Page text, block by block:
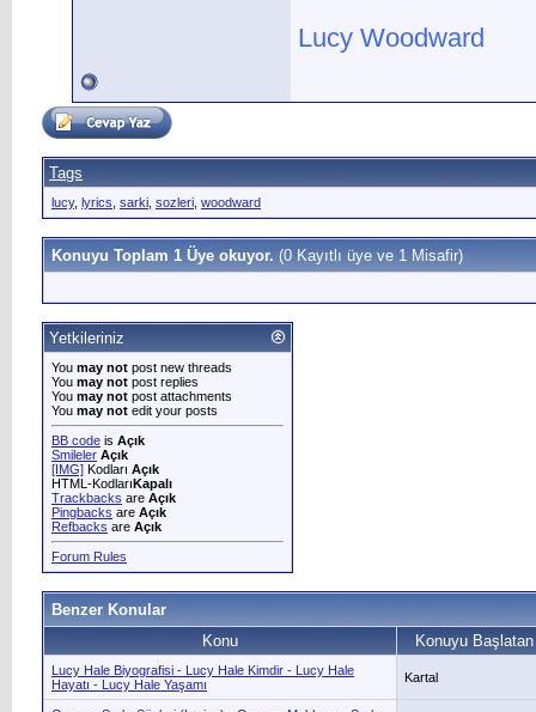
Lucy Woodward
Tags
lucy, lyrics sarki sozleri woodward
Konuyu Toplam 1 Üye okuyor. (0 Kayıtlı üye ve 1 Misafir)
Yetkileriniz
You may not post new threads
You may not post replies
You may not post attachments
You may not edit your posts
BB code is Açık
Smileler Açık
[IMG] Kodları Açık
HTML-KodlarıKapalı
Trackbacks are Açık
Pingbacks are Açık
Refbacks are Açık
Forum Rules
Benzer Konular
Konu
Konuyu Başlatan
Lucy Hale Biyografisi - Lucy Hale Kimdir - Lucy Hale
Hayatı - Lucy Hale Yaşamı
Kartal